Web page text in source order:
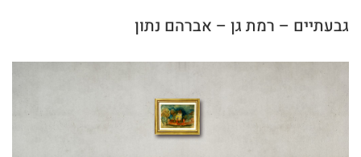
גבעתיים – רמת גן – אברהם נתון